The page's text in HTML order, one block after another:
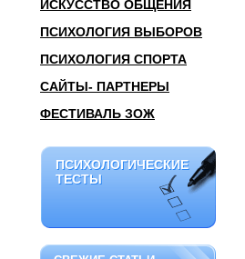
ИСКУССТВО ОБЩЕНИЯ
ПСИХОЛОГИЯ ВЫБОРОВ
ПСИХОЛОГИЯ СПОРТА
САЙТЫ- ПАРТНЕРЫ
ФЕСТИВАЛЬ ЗОЖ
ПСИХОЛОГИЧЕСКИЕ
ТЕСТЫ
ПСИХОЛОГИЧЕСКИЕ
ТЕСТЫ